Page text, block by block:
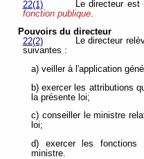
22(1)
Le directeur
fonction publique.
Pouvoirs du directeur
22(2)
Le directeur
suivantes :
a) veiller à l'application
b) exercer les attributions
la présente loi;
c) conseiller le ministre
loi;
d) exercer les fonctions
ministre.